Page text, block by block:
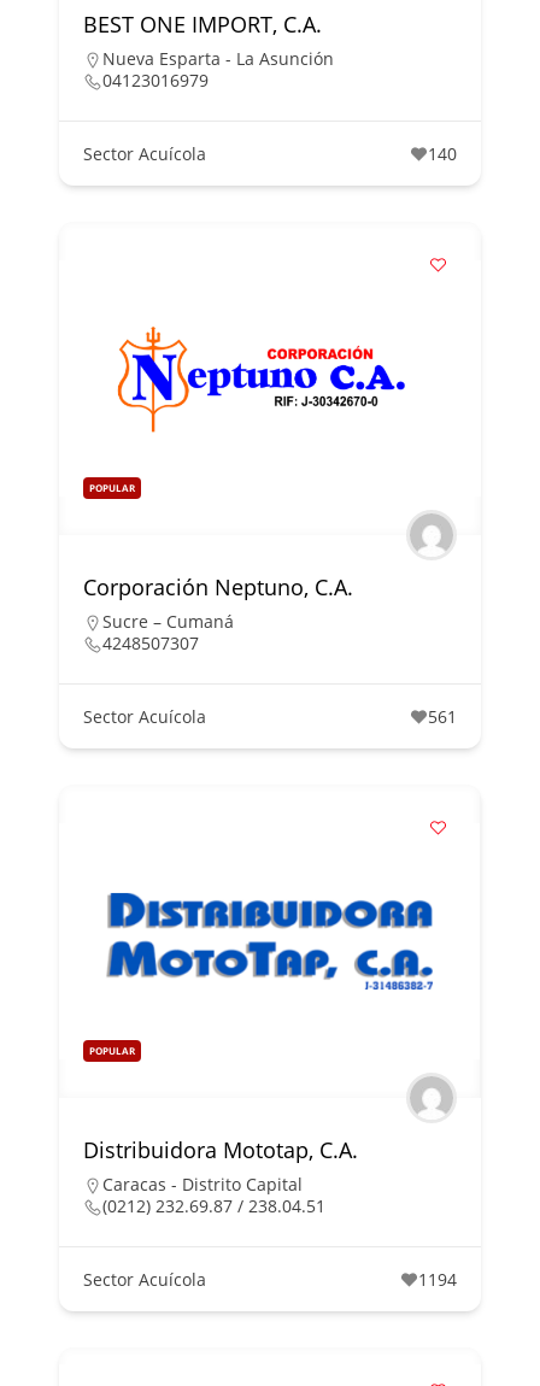
BEST ONE IMPORT, C.A.
Nueva Esparta - La Asunción
04123016979
Sector Acuícola 140
POPULAR
Corporación Neptuno, C.A.
Sucre – Cumaná
4248507307
Sector Acuícola 561
POPULAR
Distribuidora Mototap, C.A.
Caracas - Distrito Capital
(0212) 232.69.87 / 238.04.51
Sector Acuícola 1194